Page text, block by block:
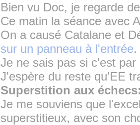
Bien vu Doc, je regarde
Ce matin la séance avec
On a causé Catalane et
sur un panneau à l'entrée.
Je ne sais pas si c'est
J'espère du reste qu'EE
Superstition aux
Je me souviens que
superstitieux, avec son